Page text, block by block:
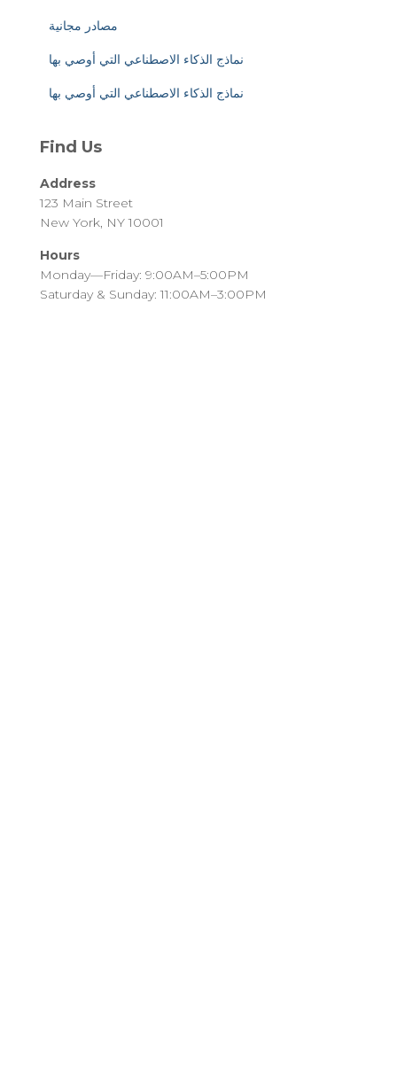
مصادر مجانية
نماذج الذكاء الاصطناعي التي أوصي بها
نماذج الذكاء الاصطناعي التي أوصي بها
Find Us
Address
123 Main Street
New York, NY 10001
Hours
Monday—Friday: 9:00AM–5:00PM
Saturday & Sunday: 11:00AM–3:00PM